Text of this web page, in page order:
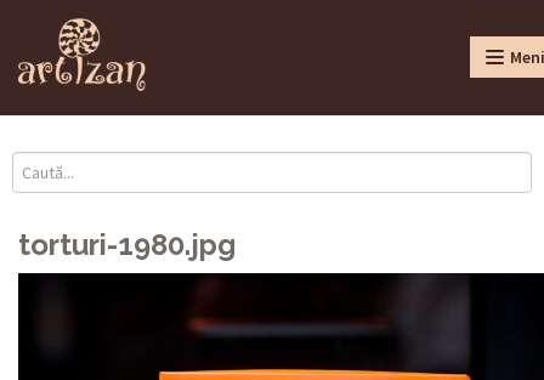
torturi-1980.jpg